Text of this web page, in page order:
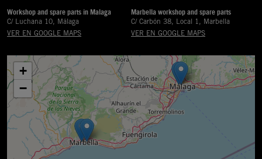
Workshop and spare parts in Malaga
C/ Luchana 10, Málaga
VER EN GOOGLE MAPS
Marbella workshop and spare parts
C/ Carbón 38, Local 1, Marbella
VER EN GOOGLE MAPS
+
−